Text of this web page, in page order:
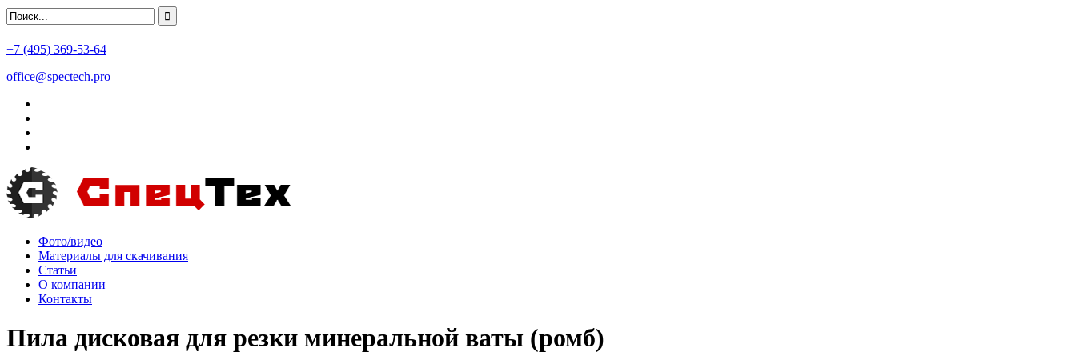
+7 (495) 369-53-64
office@spectech.pro
Фото/видео
Материалы для скачивания
Статьи
О компании
Контакты
Пила дисковая для резки минеральной ваты (ромб)